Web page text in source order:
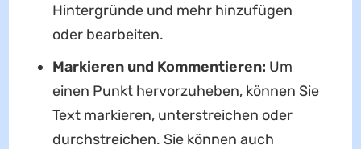
Hintergründe und mehr hinzufügen
oder bearbeiten.
Markieren und Kommentieren: Um
einen Punkt hervorzuheben, können Sie
Text markieren, unterstreichen oder
durchstreichen. Sie können auch